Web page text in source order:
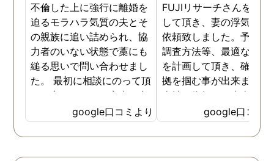
不倫した上に強行に離婚を
迫るモラハラ気質の夫とそ
の親族に追い詰められ、協
力者のいない状態で藁にも
縋る思いで問い合わせまし
た。 最初に相談にのって頂
いた方も、とても率直に意
見を言っていただき、また
費用面も正直に答えていた
だき、私の望む結果を得る
google口コミより
FUJIリサーチさんをご紹
して頂き、妻の浮気調査
依頼致しました。予算か
調査方法等、最適なやり
を計画して頂き、確実な
拠を掴む事が出来ました
当社に依頼して本当に良
ったと実感しております
依頼中にはいろいろな相
も聞いて頂き、救われる
google口コミ